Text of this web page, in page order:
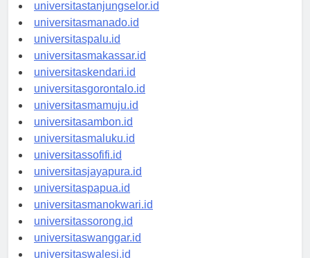
universitastanjungselor.id
universitasmanado.id
universitaspalu.id
universitasmakassar.id
universitaskendari.id
universitasgorontalo.id
universitasmamuju.id
universitasambon.id
universitasmaluku.id
universitassofifi.id
universitasjayapura.id
universitaspapua.id
universitasmanokwari.id
universitassorong.id
universitaswanggar.id